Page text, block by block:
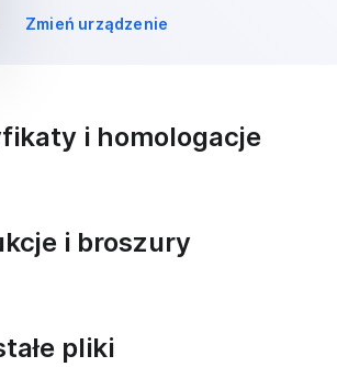
Zmień urządzenie
i homologacje
i broszury
pliki